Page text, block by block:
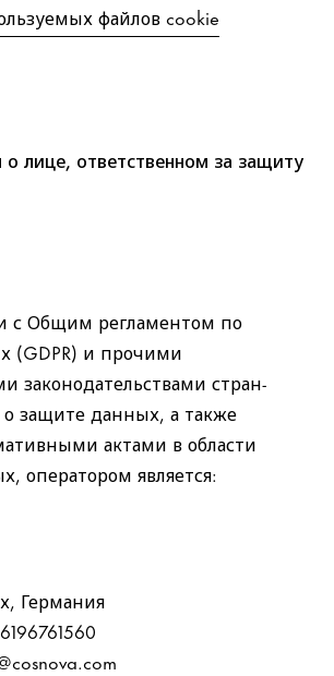
файлов cookie
лице, ответственном за защиту
с Общим регламентом по
(GDPR) и прочими
законодательствами стран-
о защите данных, а также
актами в области
оператором является:
Германия